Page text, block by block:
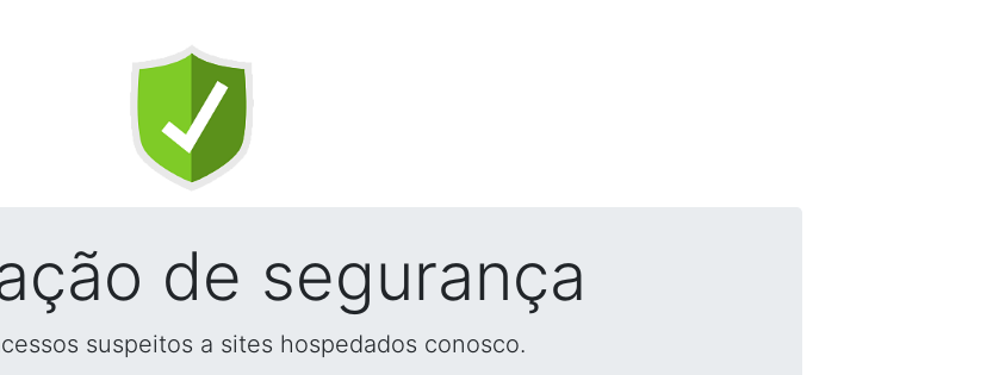
de segurança
suspeitos a sites hospedados conosco.